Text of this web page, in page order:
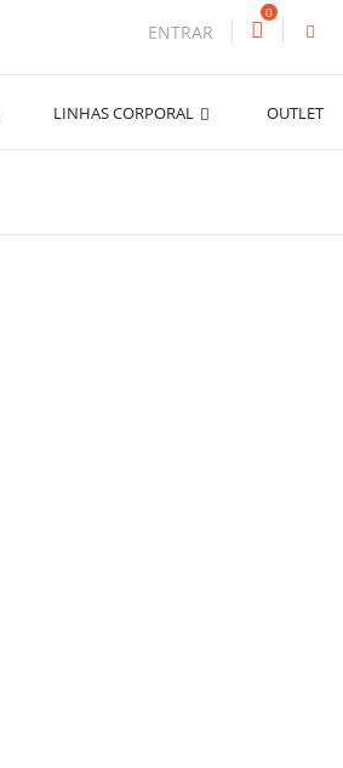
ENTRAR
0
LINHAS CORPORAL OUTLET